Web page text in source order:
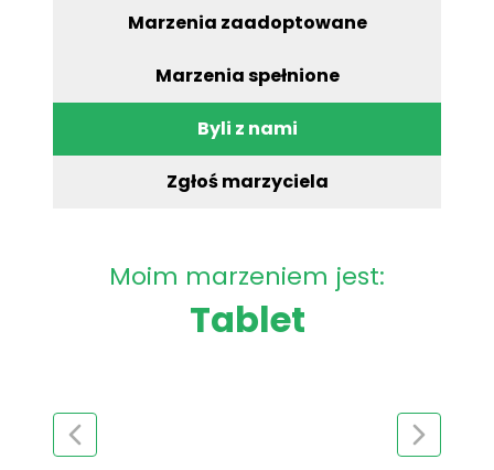
Marzenia zaadoptowane
Marzenia spełnione
Byli z nami
Zgłoś marzyciela
Moim marzeniem jest:
Tablet